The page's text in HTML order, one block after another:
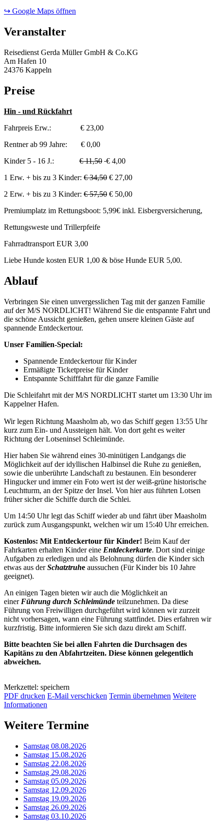
↪ Google Maps öffnen
Veranstalter
Reisedienst Gerda Müller GmbH & Co.KG
Am Hafen 10
24376 Kappeln
Preise
Hin - und Rückfahrt
Fahrpreis Erw.: € 23,00
Rentner ab 99 Jahre: € 0,00
Kinder 5 - 16 J.: € 11,50 € 4,00
1 Erw. + bis zu 3 Kinder: € 34,50 € 27,00
2 Erw. + bis zu 3 Kinder: € 57,50 € 50,00
Premiumplatz im Rettungsboot: 5,99€ inkl. Eisbergversicherung,
Rettungsweste und Trillerpfeife
Fahrradtransport EUR 3,00
Liebe Hunde kosten EUR 1,00 & böse Hunde EUR 5,00.
Ablauf
Verbringen Sie einen unvergesslichen Tag mit der ganzen Familie
auf der M/S NORDLICHT! Während Sie die entspannte Fahrt und
die schöne Aussicht genießen, gehen unsere kleinen Gäste auf
spannende Entdeckertour.
Unser Familien-Special:
Spannende Entdeckertour für Kinder
Ermäßigte Ticketpreise für Kinder
Entspannte Schifffahrt für die ganze Familie
Die Schleifahrt mit der M/S NORDLICHT startet um 13:30 Uhr im
Kappelner Hafen.
Wir legen Richtung Maasholm ab, wo das Schiff gegen 13:55 Uhr
kurz zum Ein- und Aussteigen hält. Von dort geht es weiter
Richtung der Lotseninsel Schleimünde.
Hier haben Sie während eines 30-minütigen Landgangs die
Möglichkeit auf der idyllischen Halbinsel die Ruhe zu genießen,
sowie die unberührte Landschaft zu bestaunen. Ein besonderer
Hingucker und immer ein Foto wert ist der weiß-grüne historische
Leuchtturm, an der Spitze der Insel. Von hier aus führten Lotsen
früher sicher die Schiffe durch die Schlei.
Um 14:50 Uhr legt das Schiff wieder ab und fährt über Maasholm
zurück zum Ausgangspunkt, welchen wir um 15:40 Uhr erreichen.
Kostenlos: Mit Entdeckertour für Kinder! Beim Kauf der
Fahrkarten erhalten Kinder eine Entdeckerkarte. Dort sind einige
Aufgaben zu erledigen und als Belohnung dürfen die Kinder sich
etwas aus der Schatztruhe aussuchen (Für Kinder bis 10 Jahre
geeignet).
An einigen Tagen bieten wir auch die Möglichkeit an
einer Führung durch Schleimünde teilzunehmen. Da diese
Führung von Freiwilligen durchgeführt wird können wir zurzeit
nicht vorhersagen, wann eine Führung stattfindet. Dies erfahren wir
kurzfristig. Bitte informieren Sie sich dazu direkt am Schiff.
Bitte beachten Sie bei allen Fahrten die Durchsagen des
Kapitäns zu den Abfahrtzeiten. Diese können gelegentlich
abweichen.
Merkzettel: speichern
PDF drucken E-Mail verschicken Termin übernehmen Weitere
Informationen
Weitere Termine
Samstag 08.08.2026
Samstag 15.08.2026
Samstag 22.08.2026
Samstag 29.08.2026
Samstag 05.09.2026
Samstag 12.09.2026
Samstag 19.09.2026
Samstag 26.09.2026
Samstag 03.10.2026